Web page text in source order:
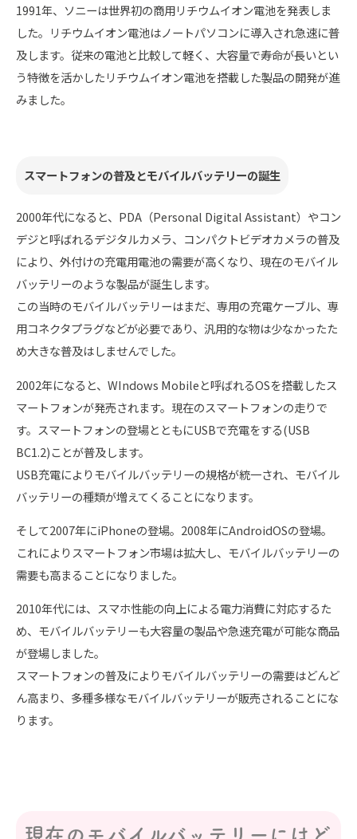
1991年、ソニーは世界初の商用リチウムイオン電池を発表しま
した。リチウムイオン電池はノートパソコンに導入され急速に普
及します。従来の電池と比較して軽く、大容量で寿命が長いとい
う特徴を活かしたリチウムイオン電池を搭載した製品の開発が進
みました。
スマートフォンの普及とモバイルバッテリーの誕生
2000年代になると、PDA（Personal Digital Assistant）やコン
デジと呼ばれるデジタルカメラ、コンパクトビデオカメラの普及
により、外付けの充電用電池の需要が高くなり、現在のモバイル
バッテリーのような製品が誕生します。
この当時のモバイルバッテリーはまだ、専用の充電ケーブル、専
用コネクタプラグなどが必要であり、汎用的な物は少なかったた
め大きな普及はしませんでした。
2002年になると、WIndows Mobileと呼ばれるOSを搭載したス
マートフォンが発売されます。現在のスマートフォンの走りで
す。スマートフォンの登場とともにUSBで充電をする(USB
BC1.2)ことが普及します。
USB充電によりモバイルバッテリーの規格が統一され、モバイル
バッテリーの種類が増えてくることになります。
そして2007年にiPhoneの登場。2008年にAndroidOSの登場。
これによりスマートフォン市場は拡大し、モバイルバッテリーの
需要も高まることになりました。
2010年代には、スマホ性能の向上による電力消費に対応するた
め、モバイルバッテリーも大容量の製品や急速充電が可能な商品
が登場しました。
スマートフォンの普及によりモバイルバッテリーの需要はどんど
ん高まり、多種多様なモバイルバッテリーが販売されることにな
ります。
現在のモバイルバッテリーにはど